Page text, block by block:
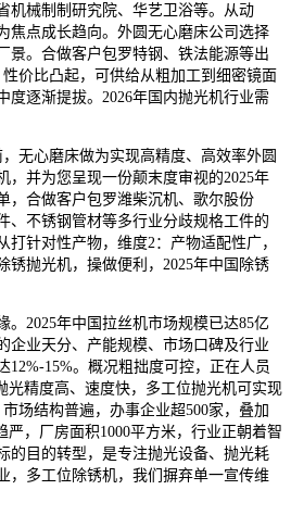
机械制制研究院、华艺卫浴等。从动
焦点成长趋向。外圆无心磨床公司选择
景。合做客户包罗特钢、铁法能源等出
价比凸起，可供给从粗加工到细密镜面
度逐渐提拔。2026年国内抛光机行业需
心磨床做为实现高精度、高效率外圆
，并为您呈现一份颠末度审视的2025年
，合做客户包罗潍柴沉机、歌尔股份
、不锈钢管材等多行业分歧规格工件的
打针对性产物，维度2：产物适配性广，
锈抛光机，操做便利，2025年中国除锈
2025年中国拉丝机市场规模已达85亿
企业天分、产能规模、市场口碑及行业
12%-15%。概况粗拙度可控，正在人员
光精度高、速度快，多工位抛光机可实现
场结构普遍，办事企业超500家，叠加
严，厂房面积1000平方米，行业正朝着智
的目的转型，是专注抛光设备、抛光耗
，多工位除锈机，我们摒弃单一宣传维